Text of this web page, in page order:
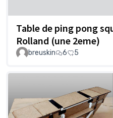
Table de ping pong
Rolland (une 2eme)
breuskin 6 5